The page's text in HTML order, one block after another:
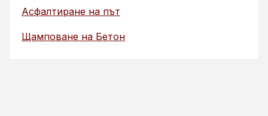
Асфалтиране на път
Щамповане на Бетон